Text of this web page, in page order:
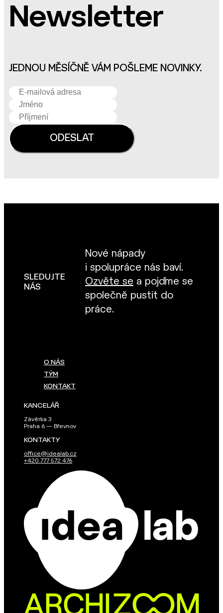
Newsletter
JEDNOU MĚSÍČNĚ VÁM POŠLEME NOVINKY.
SLEDUJTE
NÁS
Nové nápady
i spolupráce nás baví.
Ozvěte se a pojďme se
společně pustit do
práce.
O NÁS
TÝM
KONTAKT
KANCELÁŘ
Závěrka 3
Praha 6 — Břevnov
KONTAKTY
office@idealab.cz
+420 777 572 476